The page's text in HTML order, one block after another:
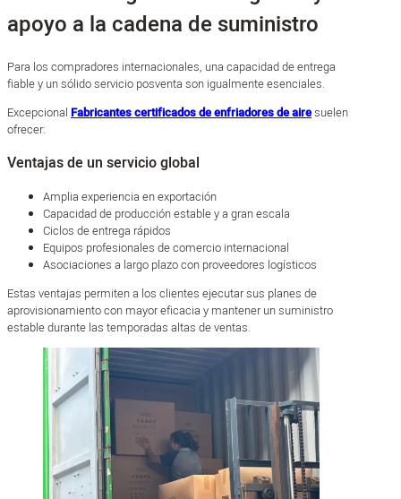
apoyo a la cadena de suministro
Para los compradores internacionales, una capacidad de entrega
fiable y un sólido servicio posventa son igualmente esenciales.
Excepcional Fabricantes certificados de enfriadores de airesuelen
ofrecer:
Ventajas de un servicio global
Amplia experiencia en exportación
Capacidad de producción estable y a gran escala
Ciclos de entrega rápidos
Equipos profesionales de comercio internacional
Asociaciones a largo plazo con proveedores logísticos
Estas ventajas permiten a los clientes ejecutar sus planes de
aprovisionamiento con mayor eficacia y mantener un suministro
estable durante las temporadas altas de ventas.